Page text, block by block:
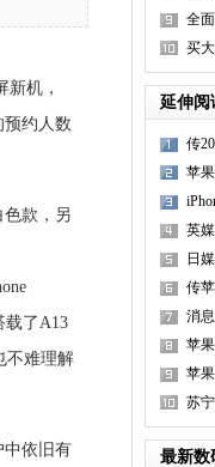
机，
预约人数
款，另
载了A13
不难理解
依旧有
电
全
买
的
延伸阅
传
蓝色
苹
线
英
期
日
传
消
苹
提升
苹
5G
苏
最新数